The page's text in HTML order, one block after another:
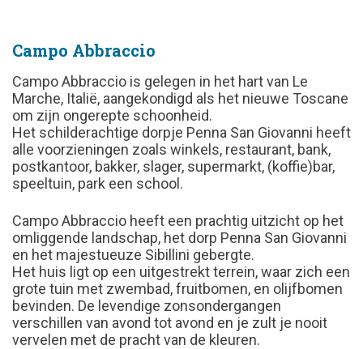
Campo Abbraccio
Campo Abbraccio is gelegen in het hart van Le
Marche, Italië, aangekondigd als het nieuwe Toscane
om zijn ongerepte schoonheid.
Het schilderachtige dorpje Penna San Giovanni heeft
alle voorzieningen zoals winkels, restaurant, bank,
postkantoor, bakker, slager, supermarkt, (koffie)bar,
speeltuin, park een school.
Campo Abbraccio heeft een prachtig uitzicht op het
omliggende landschap, het dorp Penna San Giovanni
en het majestueuze Sibillini gebergte.
Het huis ligt op een uitgestrekt terrein, waar zich een
grote tuin met zwembad, fruitbomen, en olijfbomen
bevinden. De levendige zonsondergangen
verschillen van avond tot avond en je zult je nooit
vervelen met de pracht van de kleuren.